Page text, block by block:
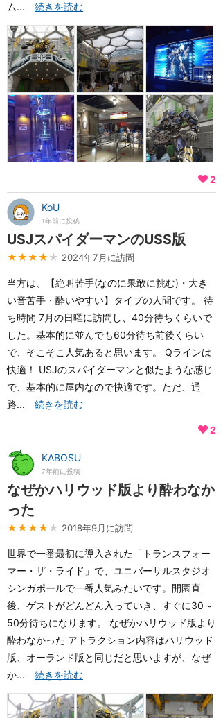
ム... 続きを読む
2
KoU
1年前に投稿
USJスパイダーマンのUSS版
★★★★ ★ 2024年7月に訪問
当方は、【絶叫苦手(なのに果敢に挑む)・大き
い音苦手・酔いやすい】タイプの人間です。 待
ち時間 7月の日曜に訪問し、40分待ちくらいで
した。基本的に並んでも60分待ち前後くらい
で、そこそこ人気あると思います。 Qラインは
快適！ USJのスパイダーマンと似たような感じ
で、基本的に屋内なので快適です。ただ、通
路... 続きを読む
2
KABOSU
7年前に投稿
なぜかハリウッド版より酔わなか
った
★★★★ ★ 2018年9月に訪問
世界で一番最初に導入された「トランスフォー
マー・ザ・ライド」で、ユニバーサルスタジオ
シンガポールで一番人気みたいです。開園直
後、ゲストがどんどん入っていき、すぐに30～
50分待ちになります。 なぜかハリウッド版より
酔わなかった アトラクション内容はハリウッド
版、オーランド版と同じだと思いますが、なぜ
か... 続きを読む